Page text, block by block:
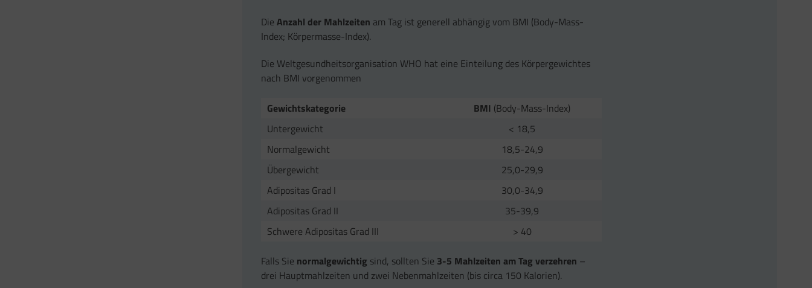
DieAnzahl der Mahlzeiten am Tag ist generell abhängig vom BMI (Body-Mass-
Index; Körpermasse-Index).
Die Weltgesundheitsorganisation WHO hat eine Einteilung des Körpergewichtes
nach BMI vorgenommen
Gewichtskategorie BMI (Body-Mass-Index)
Untergewicht
< 18,5
Normalgewicht
18,5-24,9
Übergewicht
25,0-29,9
Adipositas Grad I
30,0-34,9
Adipositas Grad II
35-39,9
Schwere Adipositas Grad III
> 40
Falls Sie normalgewichtig sind, sollten Sie 3-5 Mahlzeiten am Tag verzehren –
drei Hauptmahlzeiten und zwei Nebenmahlzeiten (bis circa 150 Kalorien).